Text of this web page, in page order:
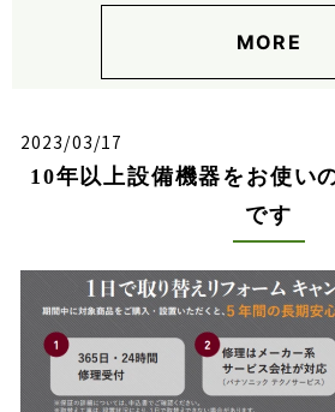
MORE
2023/03/17
10年以上設備機器をお使い
です